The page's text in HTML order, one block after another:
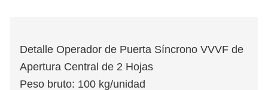
Detalle Operador de Puerta Síncrono VVVF de
Apertura Central de 2 Hojas
Peso bruto: 100 kg/unidad